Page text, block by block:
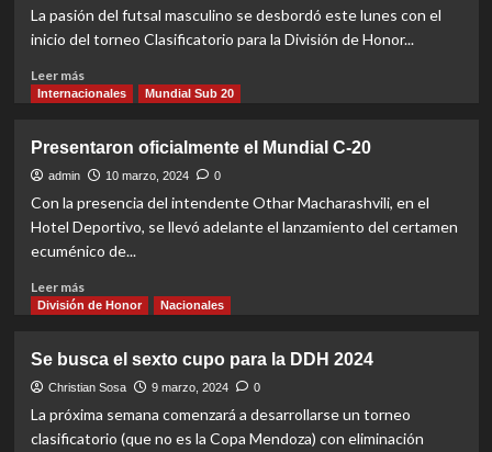
en
el
La pasión del futsal masculino se desbordó este lunes con el
inicio del torneo Clasificatorio para la División de Honor...
Leer másRead
more
torneo
clasificatorio
ya
sus
equipos
Internacionales Mundial Sub 20
Presentaron oficialmente el Mundial C-20
admin 10 marzo, 2024 0
Con la presencia del intendente Othar Macharashvili, en el
Hotel Deportivo, se llevó adelante el lanzamiento del certamen
ecuménico de...
Leer másRead
more
oficialmente
el
Mundial
División de Honor Nacionales
Se busca el sexto cupo para la DDH 2024
Christian Sosa 9 marzo, 2024 0
La próxima semana comenzará a desarrollarse un torneo
clasificatorio (que no es la Copa Mendoza) con eliminación